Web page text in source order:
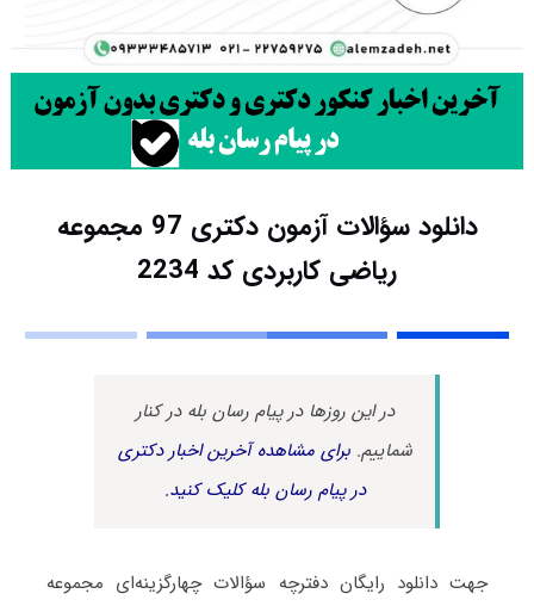
دانلود سؤالات آزمون دکتری 97 مجموعه
ریاضی کاربردی کد 2234
در این روزها در پیام رسان بله در کنار
شماییم.برای مشاهده آخرین اخبار دکتری
در پیام رسان بله کلیک کنید.
جهت دانلود رایگان دفترچه سؤالات چهارگزینه‌ای مجموعه